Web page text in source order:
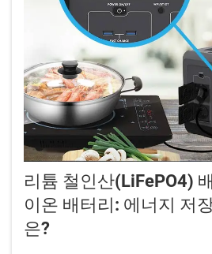
리튬 철인산(LiFePO4)
이온 배터리: 에너지 저
은?